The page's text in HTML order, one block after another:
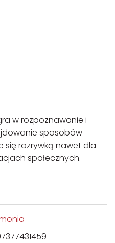
w rozpoznawanie i
sposobów
się rozrywką nawetdla
społecznych.